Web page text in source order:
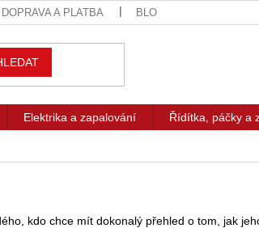
DOPRAVA A PLATBA BLOG
Elektrika a zapalování Řídítka, páčky a
kdo chce mít dokonalý přehled o tom, jak